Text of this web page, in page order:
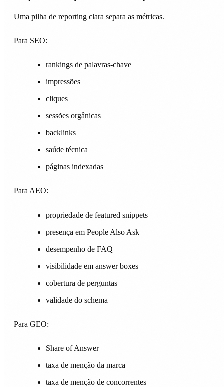
Uma pilha de reporting clara separa as métricas.
Para SEO:
rankings de palavras-chave
impressões
cliques
sessões orgânicas
backlinks
saúde técnica
páginas indexadas
Para AEO:
propriedade de featured snippets
presença em People Also Ask
desempenho de FAQ
visibilidade em answer boxes
cobertura de perguntas
validade do schema
Para GEO:
Share of Answer
taxa de menção da marca
taxa de menção de concorrentes